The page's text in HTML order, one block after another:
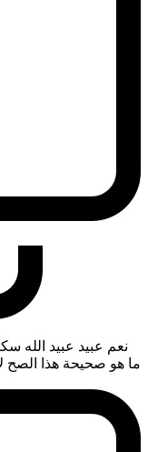
نعم عبيد عبيد الله
ما هو صحيحة هذا الصح